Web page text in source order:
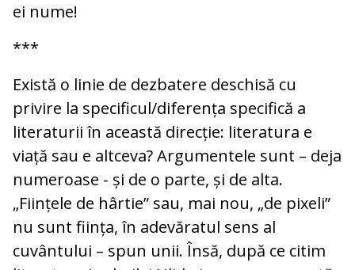
ei nume!
***
Există o linie de dezbatere deschisă cu
privire la specificul/diferența specifică a
literaturii în această direcție: literatura e
viață sau e altceva? Argumentele sunt – deja
numeroase - și de o parte, și de alta.
„Ființele de hârtie” sau, mai nou, „de pixeli”
nu sunt ființa, în adevăratul sens al
cuvântului – spun unii. Însă, după ce citim